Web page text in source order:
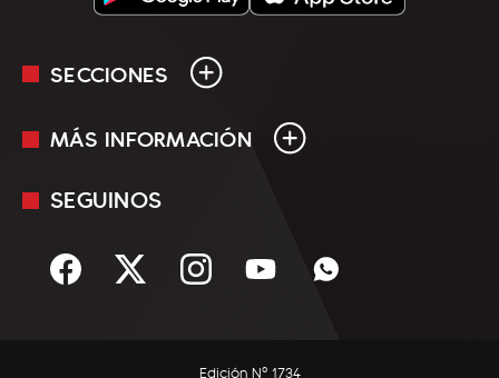
SECCIONES
En Vivo
Sociedad
MÁS INFORMACIÓN
Mediakit
Términos y condiciones
SEGUINOS
Edición Nº 1734